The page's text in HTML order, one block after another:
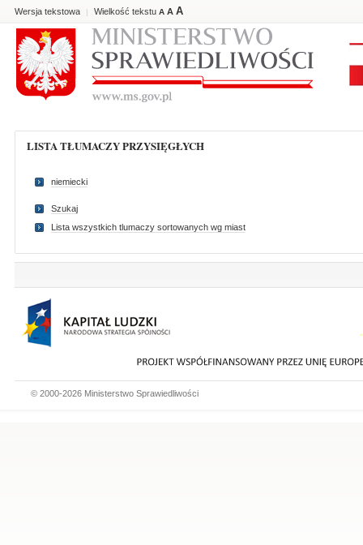
Wersja tekstowa | Wielkość tekstu A A A
LISTA TŁUMACZY PRZYSIĘGŁYCH
niemiecki
Szukaj
Lista wszystkich tlumaczy sortowanych wg miast
© 2000-2026 Ministerstwo Sprawiedliwości